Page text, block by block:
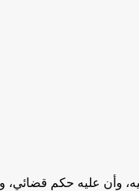
وأن عليه حكم قضائي،